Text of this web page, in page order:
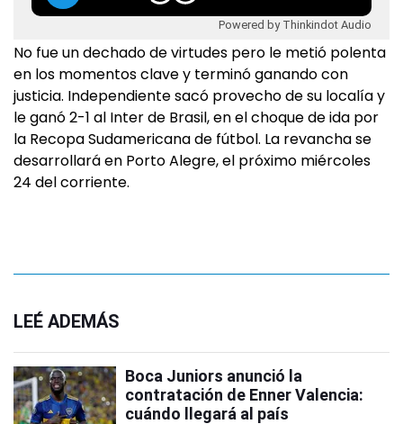
Powered by Thinkindot Audio
No fue un dechado de virtudes pero le metió polenta
en los momentos clave y terminó ganando con
justicia. Independiente sacó provecho de su localía y
le ganó 2-1 al Inter de Brasil, en el choque de ida por
la Recopa Sudamericana de fútbol. La revancha se
desarrollará en Porto Alegre, el próximo miércoles
24 del corriente.
LEÉ ADEMÁS
Boca Juniors anunció la
contratación de Enner Valencia:
cuándo llegará al país